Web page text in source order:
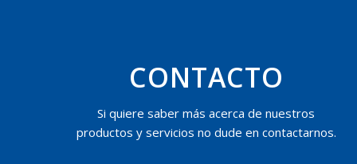
CONTACTO
Si quiere saber más acerca de nuestros
productos y servicios no dude en contactarnos.